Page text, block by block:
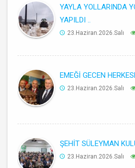
YAYLA YOLLARINDA
YAPILDI ..
23.Haziran.2026.Salı
EMEĞİ GECEN
23.Haziran.2026.Salı
ŞEHİT SÜLEYMAN
23.Haziran.2026.Salı